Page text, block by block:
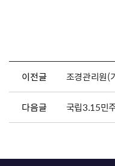
이전글
다음글